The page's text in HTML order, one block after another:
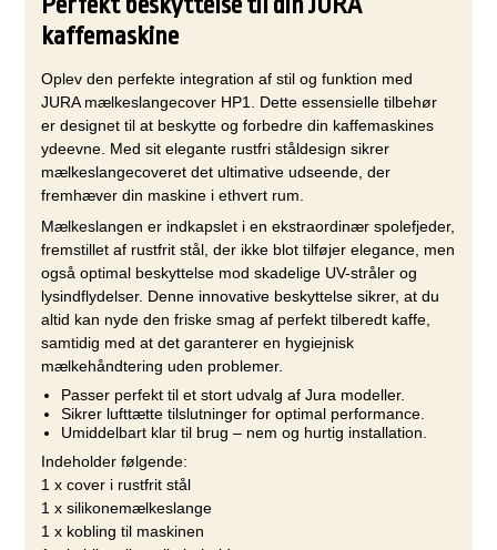
kaffemaskine
Oplev den perfekte integration af stil og funktion med
JURA mælkeslangecover HP1. Dette essensielle tilbehør
er designet til at beskytte og forbedre din kaffemaskines
ydeevne. Med sit elegante rustfri ståldesign sikrer
mælkeslangecoveret det ultimative udseende, der
fremhæver din maskine i ethvert rum.
Mælkeslangen er indkapslet i en ekstraordinær spolefjeder,
fremstillet af rustfrit stål, der ikke blot tilføjer elegance, men
også optimal beskyttelse mod skadelige UV-stråler og
lysindflydelser. Denne innovative beskyttelse sikrer, at du
altid kan nyde den friske smag af perfekt tilberedt kaffe,
samtidig med at det garanterer en hygiejnisk
mælkehåndtering uden problemer.
Passer perfekt til et stort udvalg af Jura modeller.
Sikrer lufttætte tilslutninger for optimal performance.
Umiddelbart klar til brug – nem og hurtig installation.
Indeholder følgende:
1 x cover i rustfrit stål
1 x silikonemælkeslange
1 x kobling til maskinen